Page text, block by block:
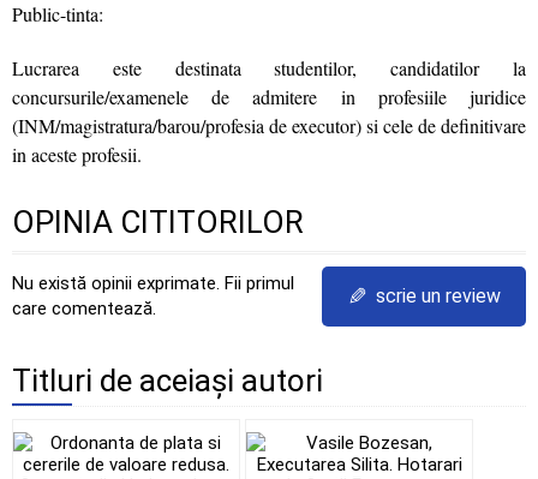
Public-tinta:
Lucrarea este destinata studentilor, candidatilor la
concursurile/examenele de admitere in profesiile juridice
(INM/magistratura/barou/profesia de executor) si cele de definitivare
in aceste profesii.
OPINIA CITITORILOR
Nu există opinii exprimate. Fii primul
care comentează.
✎ scrie un review
Titluri de aceiași autori